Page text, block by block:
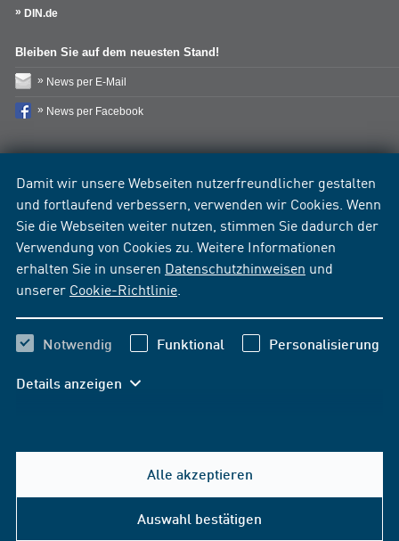
Damit wir unsere Webseiten nutzerfreundlicher gestalten
und fortlaufend verbessern, verwenden wir Cookies. Wenn
Sie die Webseiten weiter nutzen, stimmen Sie dadurch der
Verwendung von Cookies zu. Weitere Informationen
erhalten Sie in unseren Datenschutzhinweisen und
unserer Cookie-Richtlinie
Notwendig Funktional Personalisierung
Details anzeigen
Alle akzeptieren
Auswahl bestätigen
DIN.de
Bleiben Sie auf dem neuesten Stand!
News per E-Mail
News per Facebook
Hilfe & Kontakt